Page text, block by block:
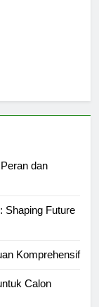
dan
Future
Calon